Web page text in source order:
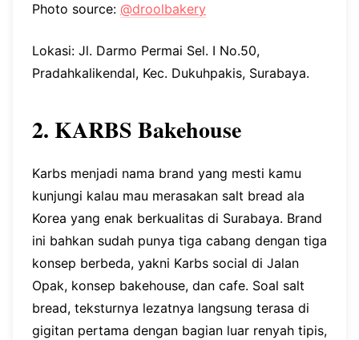
Photo source: @droolbakery
Lokasi: Jl. Darmo Permai Sel. I No.50,
Pradahkalikendal, Kec. Dukuhpakis, Surabaya.
2. KARBS Bakehouse
Karbs menjadi nama brand yang mesti kamu
kunjungi kalau mau merasakan salt bread ala
Korea yang enak berkualitas di Surabaya. Brand
ini bahkan sudah punya tiga cabang dengan tiga
konsep berbeda, yakni Karbs social di Jalan
Opak, konsep bakehouse, dan cafe. Soal salt
bread, teksturnya lezatnya langsung terasa di
gigitan pertama dengan bagian luar renyah tipis,